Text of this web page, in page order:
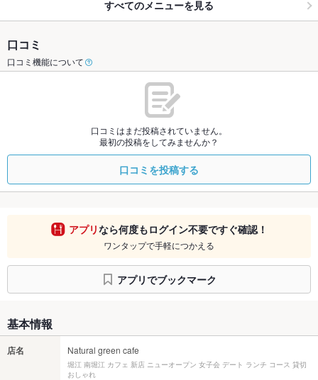
すべてのメニューを見る
口コミ
口コミ機能について
口コミはまだ投稿されていません。
最初の投稿をしてみませんか？
口コミを投稿する
アプリなら何度もログイン不要ですぐ確認！
ワンタップで手軽につかえる
アプリでブックマーク
基本情報
店名 Natural green cafe
堀江 南堀江 カフェ 新店 ニューオープン 女子会 デート ランチ コース 貸切
おしゃれ